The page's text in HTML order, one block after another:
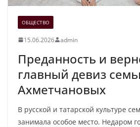
ОБЩЕСТВО
15.06.2026 admin
Преданность и
главный девиз
Ахметчановых
В русской и татарской культуре
занимала особое место. Недаром